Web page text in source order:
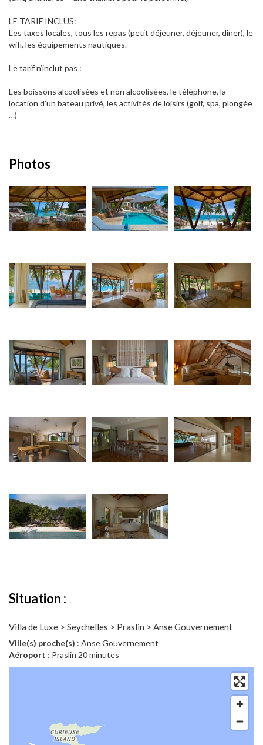
LE TARIF INCLUS:
Les taxes locales, tous les repas (petit déjeuner, déjeuner, dîner), le
wifi, les équipements nautiques.
Le tarif n’inclut pas :
Les boissons alcoolisées et non alcoolisées, le téléphone, la
location d’un bateau privé, les activités de loisirs (golf, spa, plongée
…)
Photos
Situation :
Villa de Luxe > Seychelles > Praslin > Anse Gouvernement
Ville(s) proche(s) : Anse Gouvernement
Aéroport : Praslin 20 minutes